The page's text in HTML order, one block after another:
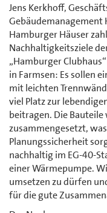
Jens Kerkhoff,
Gebäudemanagement
Hamburger Häuser
Nachhaltigkeitsziele
„Hamburger
in Farmsen: Es sollen
mit leichten
viel Platz zur
beitragen. Die
zusammengesetzt,
Planungssicherheit
nachhaltig im EG-40-
einer Wärmepumpe.
umsetzen zu dürfen
für die gute